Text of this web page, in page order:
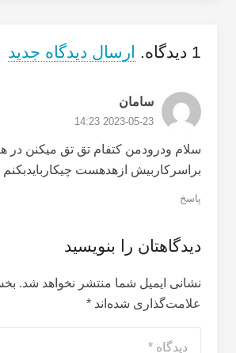
1 دیدگاه. ارسال دیدگاه جدید
سامان
2023-05-23 14:23
سلام ودرودمن کتفام تق تق میکنن در
براسرکاربیش ازهدهست چیکاربایدبکنم
پاسخ
دیدگاهتان را بنویسید
نشانی ایمیل شما منتشر نخواهد شد.
علامت‌گذاری شده‌اند *